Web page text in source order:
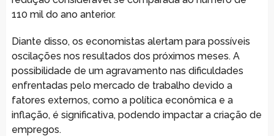
110 mil do ano anterior.
Diante disso, os economistas alertam para possíveis
oscilações nos resultados dos próximos meses. A
possibilidade de um agravamento nas dificuldades
enfrentadas pelo mercado de trabalho devido a
fatores externos, como a política econômica e a
inflação, é significativa, podendo impactar a criação de
empregos.